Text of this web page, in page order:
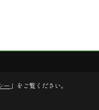
ー 」をご覧ください。